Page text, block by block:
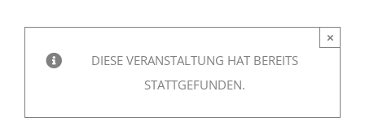
DIESE VERANSTALTUNG HAT BEREITS
STATTGEFUNDEN.
×